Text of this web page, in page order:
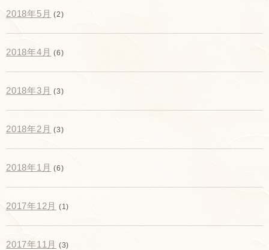
2018年5月 (2)
2018年4月 (6)
2018年3月 (3)
2018年2月 (3)
2018年1月 (6)
2017年12月 (1)
2017年11月 (3)